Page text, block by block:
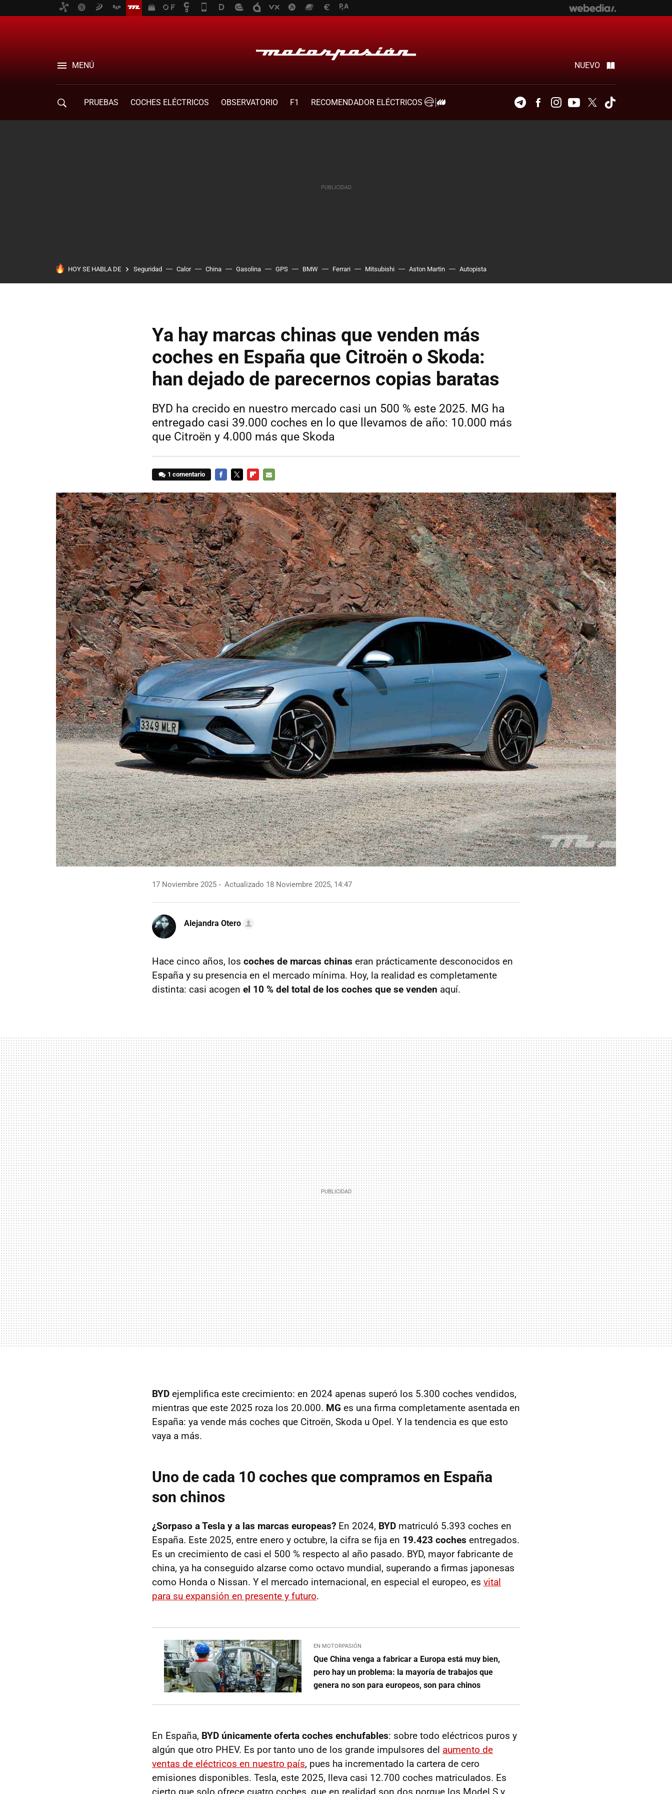
MENÚ NUEVO
PRUEBAS COCHES ELÉCTRICOS OBSERVATORIO F1
RECOMENDADOR ELÉCTRICOS
TelegramFacebookInstagramYoutubeTwitter
HOY SE HABLA DE Seguridad Calor China Gasolina GPS BMW Ferrari Mitsubishi Aston Martin Autopista
Ya hay marcas chinas que venden más
coches en España que Citroën o Skoda:
han dejado de parecernos copias baratas
BYD ha crecido en nuestro mercado casi un 500 % este 2025. MG ha
entregado casi 39.000 coches en lo que llevamos de año: 10.000 más
que Citroën y 4.000 más que Skoda
1 comentario
MAIL
17 Noviembre 2025 Actualizado 18 Noviembre 2025, 14:47
Alejandra Otero
Hace cinco años, los coches de marcas chinas eran prácticamente desconocidos en
España y su presencia en el mercado mínima. Hoy, la realidad es completamente
distinta: casi acogen el 10 % del total de los coches que se venden aquí.
BYD ejemplifica este crecimiento: en 2024 apenas superó los 5.300 coches vendidos,
mientras que este 2025 roza los 20.000. MG es una firma completamente asentada en
España: ya vende más coches que Citroën, Skoda u Opel. Y la tendencia es que esto
vaya a más.
Uno de cada 10 coches que compramos en España
son chinos
¿Sorpaso a Tesla y a las marcas europeas? En 2024, BYD matriculó 5.393 coches en
España. Este 2025, entre enero y octubre, la cifra se fija en 19.423 coches entregados.
Es un crecimiento de casi el 500 % respecto al año pasado. BYD, mayor fabricante de
china, ya ha conseguido alzarse como octavo mundial, superando a firmas japonesas
como Honda o Nissan. Y el mercado internacional, en especial el europeo, es vital
para su expansión en presente y futuro.
EN MOTORPASIÓN
Que China venga a fabricar a Europa está muy bien,
pero hay un problema: la mayoría de trabajos que
genera no son para europeos, son para chinos
En España, BYD únicamente oferta coches enchufables: sobre todo eléctricos puros y
algún que otro PHEV. Es por tanto uno de los grande impulsores del aumento de
ventas de eléctricos en nuestro país, pues ha incrementado la cartera de cero
emisiones disponibles. Tesla, este 2025, lleva casi 12.700 coches matriculados. Es
cierto que solo ofrece cuatro coches, que en realidad son dos porque los Model S y